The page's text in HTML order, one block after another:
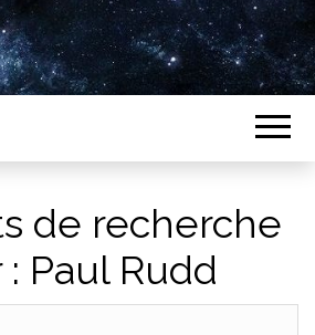
de recherche
Paul Rudd